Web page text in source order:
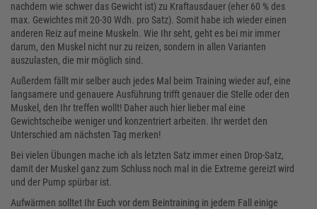
nachdem wie schwer das Gewicht ist) zu Kraftausdauer (eher 60 % des
max. Gewichtes mit 20-30 Wdh. pro Satz). Somit habe ich wieder einen
anderen Reiz auf meine Muskeln. Wie Ihr seht, geht es bei mir immer
darum, den Muskel nicht nur zu reizen, sondern in allen Varianten
auszulasten, die mir möglich sind.
Außerdem fällt mir selber auch jedes Mal beim Training wieder auf, eine
langsamere und genauere Ausführung trifft genauer die Stelle oder den
Muskel, den Ihr treffen wollt! Daher auch hier lieber mal eine
Gewichtscheibe weniger und konzentriert arbeiten. Ihr werdet den
Unterschied am nächsten Tag merken!
Bei vielen Übungen mache ich als letzten Satz immer einen Drop-Satz,
damit der Muskel ganz zum Schluss noch mal in die Extreme gereizt wird
und der Pump spürbar ist.
Aufwärmen solltet Ihr Euch vor dem Beintraining in jedem Fall einige